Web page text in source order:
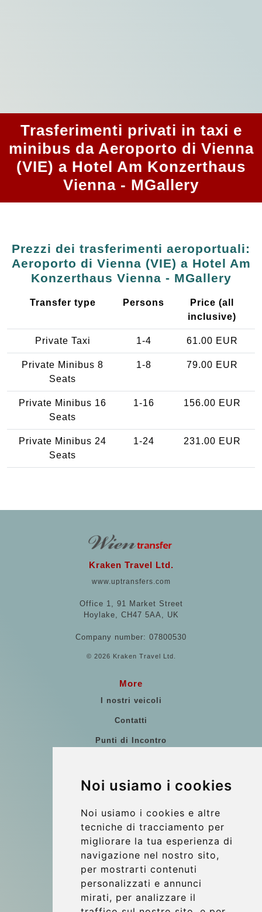
Noi usiamo i cookies
Noi usiamo i cookies e altre
tecniche di tracciamento per
migliorare la tua esperienza di
navigazione nel nostro sito,
per mostrarti contenuti
personalizzati e annunci
mirati, per analizzare il
Trasferimenti privati in taxi e
minibus da Aeroporto di Vienna
(VIE) a Hotel Am Konzerthaus
Vienna - MGallery
Prezzi dei trasferimenti aeroportuali:
Aeroporto di Vienna (VIE) a Hotel Am
Konzerthaus Vienna - MGallery
Transfer type Persons
Price (all
inclusive)
Private Taxi 1-4 61.00 EUR
Private Minibus 8
Seats
1-8 79.00 EUR
Private Minibus 16
Seats
1-16 156.00 EUR
Private Minibus 24
Seats
1-24 231.00 EUR
Kraken Travel Ltd.
www.uptransfers.com
Office 1, 91 Market Street
Hoylake, CH47 5AA, UK
Company number: 07800530
© 2026 Kraken Travel Ltd.
More
I nostri veicoli
Contatti
Punti di Incontro
Riferimenti
Update cookies preferences
Contact
info@wientransfer.com
Secure Payment with STRIPE